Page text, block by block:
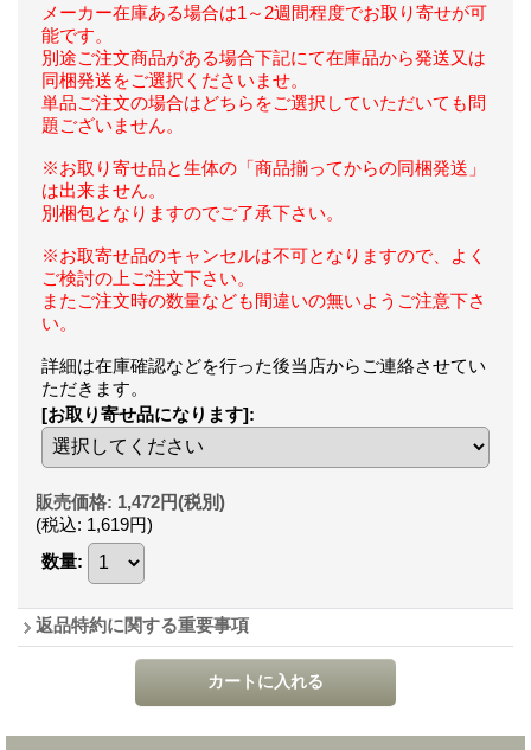
メーカー在庫ある場合は1～2週間程度でお取り寄せが可
能です。
別途ご注文商品がある場合下記にて在庫品から発送又は
同梱発送をご選択くださいませ。
単品ご注文の場合はどちらをご選択していただいても問
題ございません。
※お取り寄せ品と生体の「商品揃ってからの同梱発送」
は出来ません。
別梱包となりますのでご了承下さい。
※お取寄せ品のキャンセルは不可となりますので、よく
ご検討の上ご注文下さい。
またご注文時の数量なども間違いの無いようご注意下さ
い。
詳細は在庫確認などを行った後当店からご連絡させてい
ただきます。
[お取り寄せ品になります]:
販売価格: 1,472円(税別)
(税込: 1,619円)
数量:
返品特約に関する重要事項